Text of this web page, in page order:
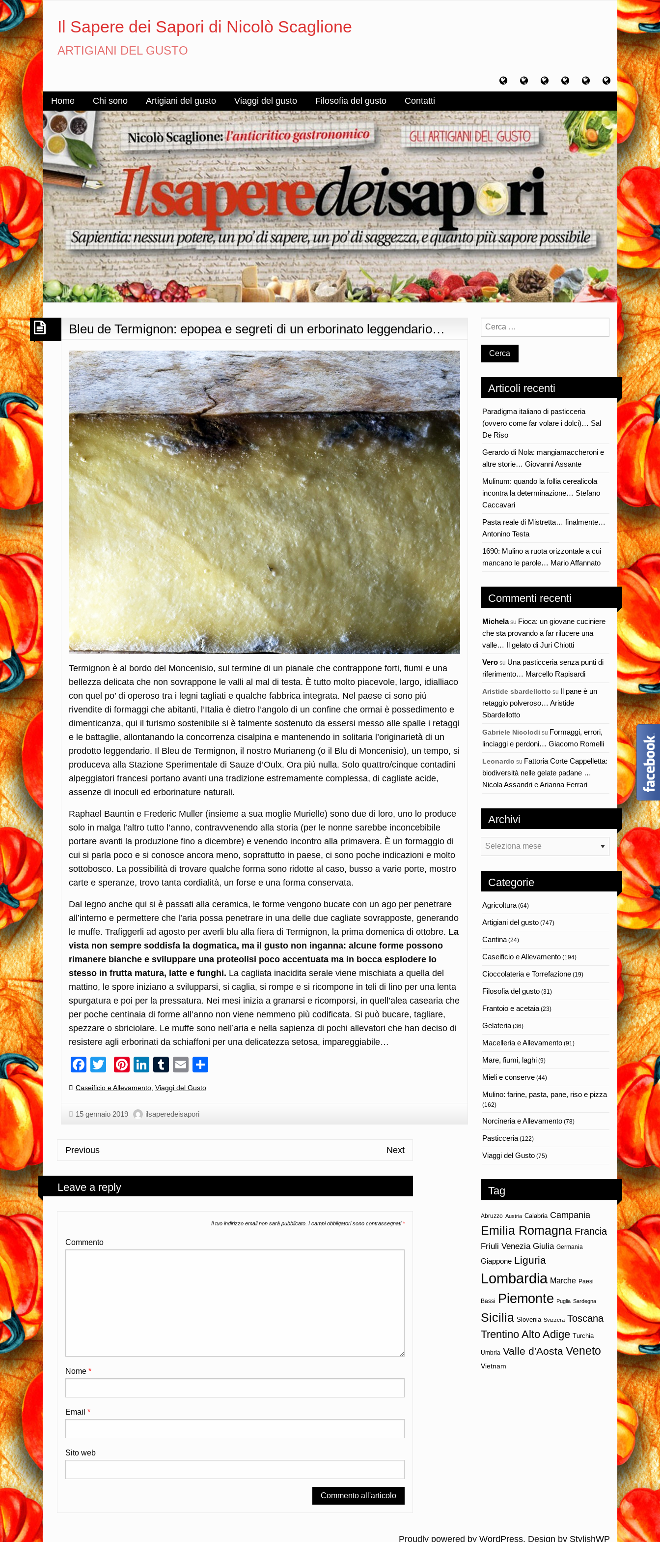
Il Sapere dei Sapori di Nicolò Scaglione
ARTIGIANI DEL GUSTO
Home Chi
sono
Artigiani
del
Viaggi
del
Filosofia
del
Contatti
Home Chi sono Artigiani del gusto Viaggi del gusto Filosofia del gusto Contatti
Bleu de Termignon: epopea e segreti di un erborinato leggendario…
Termignon è al bordo del Moncenisio, sul termine di un pianale che contrappone forti, fiumi e una
bellezza delicata che non sovrappone le valli al mal di testa. È tutto molto piacevole, largo, idialliaco
con quel po’ di operoso tra i legni tagliati e qualche fabbrica integrata. Nel paese ci sono più
rivendite di formaggi che abitanti, l’Italia è dietro l’angolo di un confine che ormai è possedimento e
dimenticanza, qui il turismo sostenibile si è talmente sostenuto da essersi messo alle spalle i retaggi
e le battaglie, allontanando la concorrenza cisalpina e mantenendo in solitaria l’originarietà di un
prodotto leggendario. Il Bleu de Termignon, il nostro Murianeng (o il Blu di Moncenisio), un tempo, si
produceva alla Stazione Sperimentale di Sauze d’Oulx. Ora più nulla. Solo quattro/cinque contadini
alpeggiatori francesi portano avanti una tradizione estremamente complessa, di cagliate acide,
assenze di inoculi ed erborinature naturali.
Raphael Bauntin e Frederic Muller (insieme a sua moglie Murielle) sono due di loro, uno lo produce
solo in malga l’altro tutto l’anno, contravvenendo alla storia (per le nonne sarebbe inconcebibile
portare avanti la produzione fino a dicembre) e venendo incontro alla primavera. È un formaggio di
cui si parla poco e si conosce ancora meno, soprattutto in paese, ci sono poche indicazioni e molto
sottobosco. La possibilità di trovare qualche forma sono ridotte al caso, busso a varie porte, mostro
carte e speranze, trovo tanta cordialità, un forse e una forma conservata.
Dal legno anche qui si è passati alla ceramica, le forme vengono bucate con un ago per penetrare
all’interno e permettere che l’aria possa penetrare in una delle due cagliate sovrapposte, generando
le muffe. Trafiggerli ad agosto per averli blu alla fiera di Termignon, la prima domenica di ottobre. La
vista non sempre soddisfa la dogmatica, ma il gusto non inganna: alcune forme possono
rimanere bianche e sviluppare una proteolisi poco accentuata ma in bocca esplodere lo
stesso in frutta matura, latte e funghi. La cagliata inacidita serale viene mischiata a quella del
mattino, le spore iniziano a svilupparsi, si caglia, si rompe e si ricompone in teli di lino per una lenta
spurgatura e poi per la pressatura. Nei mesi inizia a granarsi e ricomporsi, in quell’alea casearia che
per poche centinaia di forme all’anno non viene nemmeno più codificata. Si può bucare, tagliare,
spezzare o sbriciolare. Le muffe sono nell’aria e nella sapienza di pochi allevatori che han deciso di
resistere agli erborinati da schiaffoni per una delicatezza setosa, impareggiabile…
Facebook
TwitterPinterest
LinkedIn
Tumblr
Email
Categories:
Caseificio e Allevamento Viaggi del Gusto
15 gennaio 2019 ilsaperedeisapori
Previous Next
Leave a reply
Il tuo indirizzo email non sarà pubblicato. I campi obbligatori sono contrassegnati*
Commento
Nome *
Email *
Sito web
Articoli recenti
Paradigma italiano di pasticceria
(ovvero come far volare i dolci)… Sal
De Riso
Gerardo di Nola: mangiamaccheroni e
altre storie… Giovanni Assante
Mulinum: quando la follia cerealicola
incontra la determinazione… Stefano
Caccavari
Pasta reale di Mistretta… finalmente…
Antonino Testa
1690: Mulino a ruota orizzontale a cui
mancano le parole… Mario Affannato
Commenti recenti
Michelasu Fioca: un giovane cuciniere
che sta provando a far rilucere una
valle… Il gelato di Juri Chiotti
Vero su Una pasticceria senza punti di
riferimento… Marcello Rapisardi
Aristide sbardellotto su Il pane è un
retaggio polveroso… Aristide
Sbardellotto
Gabriele Nicolodi su Formaggi, errori,
linciaggi e perdoni… Giacomo Romelli
Leonardo su Fattoria Corte Cappelletta:
biodiversità nelle gelate padane …
Nicola Assandri e Arianna Ferrari
Archivi
Archivi
Categorie
Agricoltura(64)
Artigiani del gusto (747)
Cantina(24)
Caseificio e Allevamento (194)
Cioccolateria e Torrefazione (19)
Filosofia del gusto (31)
Frantoio e acetaia(23)
Gelateria(36)
Macelleria e Allevamento (91)
Mare, fiumi, laghi (9)
Mieli e conserve (44)
Mulino: farine, pasta, pane, riso e pizza
(162)
Norcineria e Allevamento (78)
Pasticceria(122)
Viaggi del Gusto (75)
Tag
Abruzzo Austria Calabria Campania
Emilia Romagna Francia
Friuli Venezia Giulia Germania
Giappone Liguria
Lombardia Marche Paesi
Bassi Piemonte Puglia Sardegna
Sicilia Slovenia Svizzera Toscana
Trentino Alto Adige Turchia
Umbria Valle d'Aosta Veneto
Vietnam
Proudly powered by WordPress. Design by StylishWP